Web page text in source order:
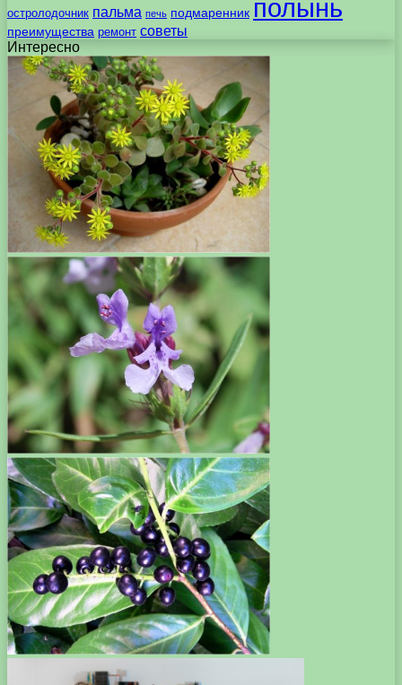
остролодочник пальма печь подмаренник полынь
преимущества ремонт советы
Интересно